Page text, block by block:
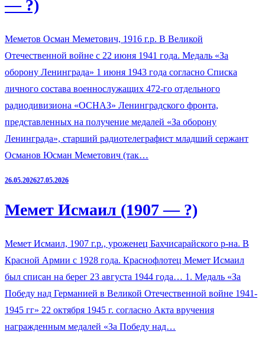
— ?)
Меметов Осман Меметович, 1916 г.р. В Великой
Отечественной войне с 22 июня 1941 года. Медаль «За
оборону Ленинграда» 1 июня 1943 года согласно Списка
личного состава военнослужащих 472-го отдельного
радиодивизиона «ОСНАЗ» Ленинградского фронта,
представленных на получение медалей «За оборону
Ленинграда», старший радиотелеграфист младший сержант
Османов Юсман Меметович (так…
26.05.202627.05.2026
Мемет Исмаил (1907 — ?)
Мемет Исмаил, 1907 г.р., уроженец Бахчисарайского р-на. В
Красной Армии с 1928 года. Краснофлотец Мемет Исмаил
был списан на берег 23 августа 1944 года… 1. Медаль «За
Победу над Германией в Великой Отечественной войне 1941-
1945 гг» 22 октября 1945 г. согласно Акта вручения
награжденным медалей «За Победу над…